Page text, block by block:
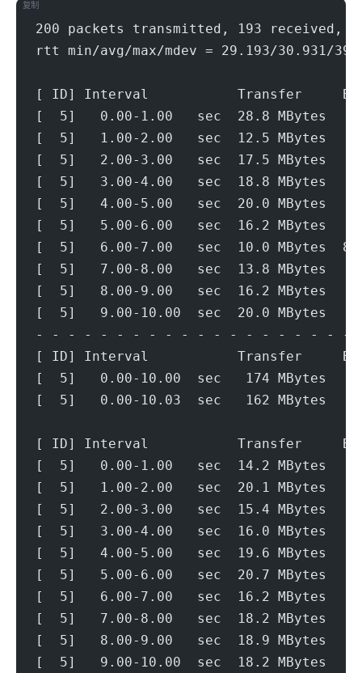
200 packets transmitted, 193 received,
rtt min/avg/max/mdev = 29.193/30.931/
[ ID] Interval           Transfer
[  5]   0.00-1.00   sec  28.8 MBytes
[  5]   1.00-2.00   sec  12.5 MBytes
[  5]   2.00-3.00   sec  17.5 MBytes
[  5]   3.00-4.00   sec  18.8 MBytes
[  5]   4.00-5.00   sec  20.0 MBytes
[  5]   5.00-6.00   sec  16.2 MBytes
[  5]   6.00-7.00   sec  10.0 MBytes
[  5]   7.00-8.00   sec  13.8 MBytes
[  5]   8.00-9.00   sec  16.2 MBytes
[  5]   9.00-10.00  sec  20.0
- - - - - - - - - - - - - - - - - - - -
[ ID] Interval           Transfer
[  5]   0.00-10.00  sec   174 MBytes
[  5]   0.00-10.03  sec   162 MBytes
[ ID] Interval           Transfer
[  5]   0.00-1.00   sec  14.2
[  5]   1.00-2.00   sec  20.1
[  5]   2.00-3.00   sec  15.4
[  5]   3.00-4.00   sec  16.0
[  5]   4.00-5.00   sec  19.6
[  5]   5.00-6.00   sec  20.7
[  5]   6.00-7.00   sec  16.2
[  5]   7.00-8.00   sec  18.2
[  5]   8.00-9.00   sec  18.9
[  5]   9.00-10.00  sec  18.2
复制